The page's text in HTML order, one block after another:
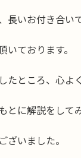
長いお付き合い
いております。
たところ、心よ
とに解説をして
ざいました。